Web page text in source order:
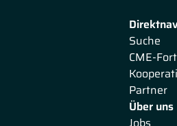
und SELECT vor und was die
Suche
CME-
Partner
Über uns